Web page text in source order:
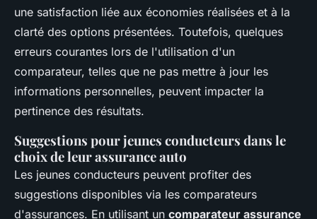
une satisfaction liée aux économies réalisées et à la
clarté des options présentées. Toutefois, quelques
erreurs courantes lors de l'utilisation d'un
comparateur, telles que ne pas mettre à jour les
informations personnelles, peuvent impacter la
pertinence des résultats.
Suggestions pour jeunes conducteurs dans le
choix de leur assurance auto
Les jeunes conducteurs peuvent profiter des
suggestions disponibles via les comparateurs
d'assurances. En utilisant un comparateur assurance